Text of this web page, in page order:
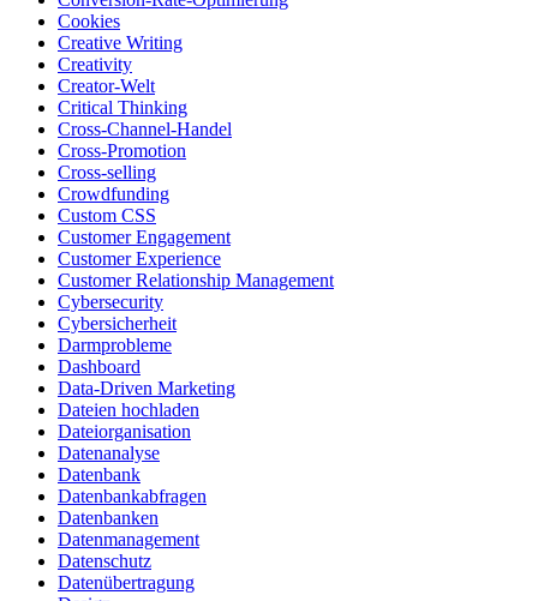
Cookies
Creative Writing
Creativity
Creator-Welt
Critical Thinking
Cross-Channel-Handel
Cross-Promotion
Cross-selling
Crowdfunding
Custom CSS
Customer Engagement
Customer Experience
Customer Relationship Management
Cybersecurity
Cybersicherheit
Darmprobleme
Dashboard
Data-Driven Marketing
Dateien hochladen
Dateiorganisation
Datenanalyse
Datenbank
Datenbankabfragen
Datenbanken
Datenmanagement
Datenschutz
Datenübertragung